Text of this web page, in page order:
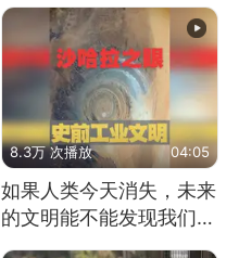
8.3万 次播放 04:05
如果人类今天消失，未来
的文明能不能发现我们存
在过？